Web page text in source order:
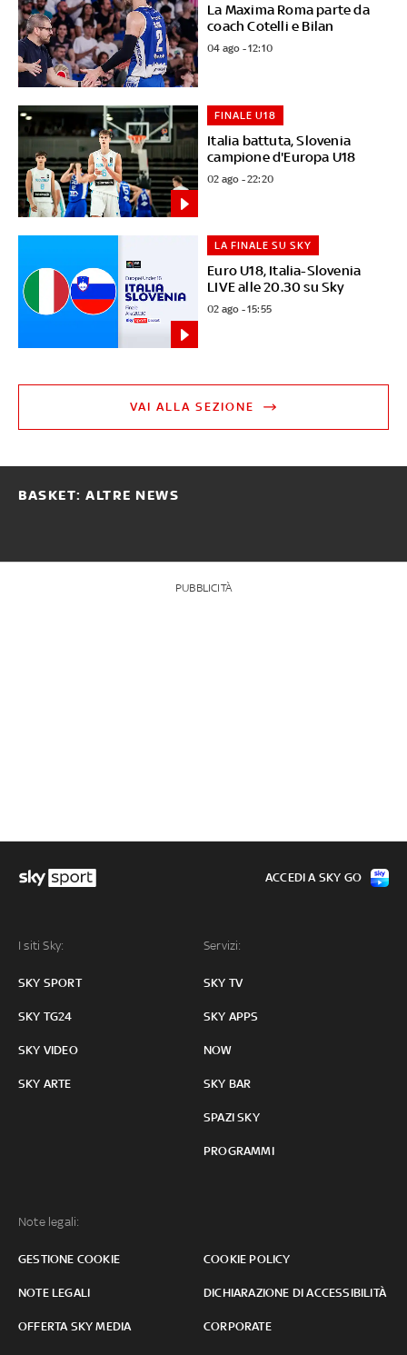
La Maxima Roma parte da
coach Cotelli e Bilan
04 ago - 12:10
Italia battuta, Slovenia
campione d'Europa U18
FINALE U18
02 ago - 22:20
Euro U18, Italia-Slovenia
LIVE alle 20.30 su Sky
LA FINALE SU SKY
02 ago - 15:55
VAI ALLA SEZIONE
BASKET: ALTRE NEWS
PUBBLICITÀ
I siti Sky:
SKY SPORT
SKY TG24
SKY VIDEO
SKY ARTE
Servizi:
SKY TV
SKY APPS
NOW
SKY BAR
SPAZI SKY
PROGRAMMI
Note legali:
GESTIONE COOKIE COOKIE POLICY
NOTE LEGALI DICHIARAZIONE DI ACCESSIBILITÀ
OFFERTA SKY MEDIA CORPORATE
ACCEDI A SKY GO